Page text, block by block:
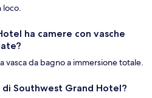
loco.
ha camere con vasche
vasca da bagno a immersione totale.
Southwest Grand Hotel?